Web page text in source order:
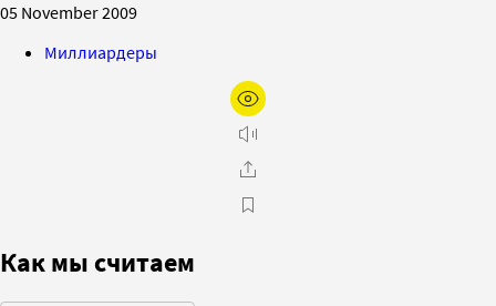
05 November 2009
Миллиардеры
Как мы считаем